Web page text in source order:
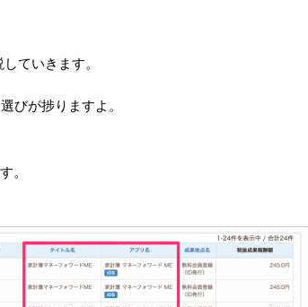
ていきます。
びが捗りますよ。
。